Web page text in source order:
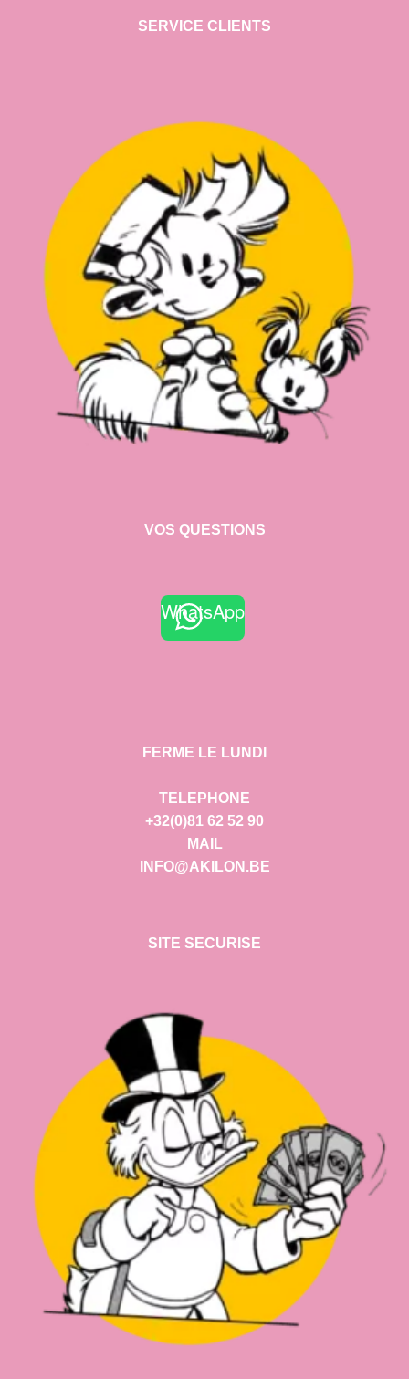
SERVICE CLIENTS
VOS QUESTIONS
WhatsApp
FERME LE LUNDI
TELEPHONE
+32(0)81 62 52 90
MAIL
INFO@AKILON.BE
SITE SECURISE